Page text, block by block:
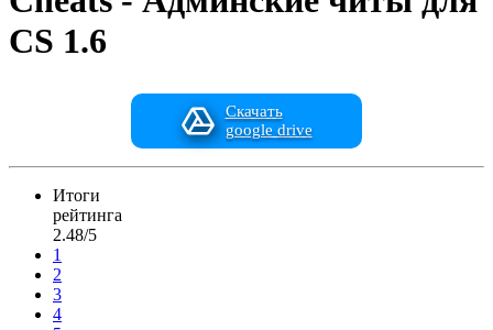
CS 1.6
Скачать
google drive
Итоги
рейтинга
2.48/5
1
2
3
4